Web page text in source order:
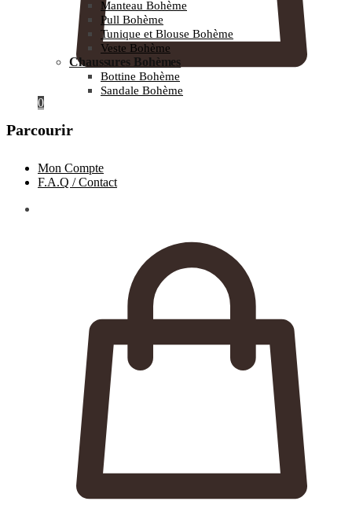
0
Manteau Bohème
Pull Bohème
Tunique et Blouse Bohème
Veste Bohème
Chaussures Bohèmes
Bottine Bohème
Sandale Bohème
Parcourir
Mon Compte
F.A.Q / Contact